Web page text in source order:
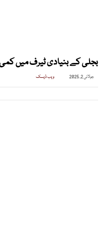
بجلی کے بنیادی ٹیرف میں
جولائی 2, 2025 ویب ڈیسک